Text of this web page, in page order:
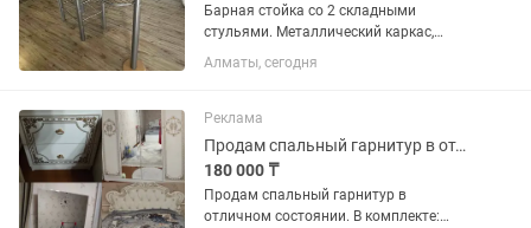
Барная стойка со 2 складными
стульями. Металлический каркас,
компактная, удобна для небольшой
Алматы, сегодня
Реклама
Продам спальный гарнитур в отличном состоянии.
180 000 ₸
Продам спальный гарнитур в
отличном состоянии. В комплекте: